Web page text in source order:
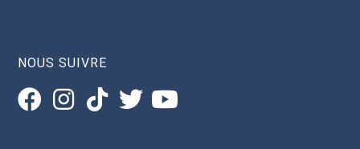
NOUS SUIVRE